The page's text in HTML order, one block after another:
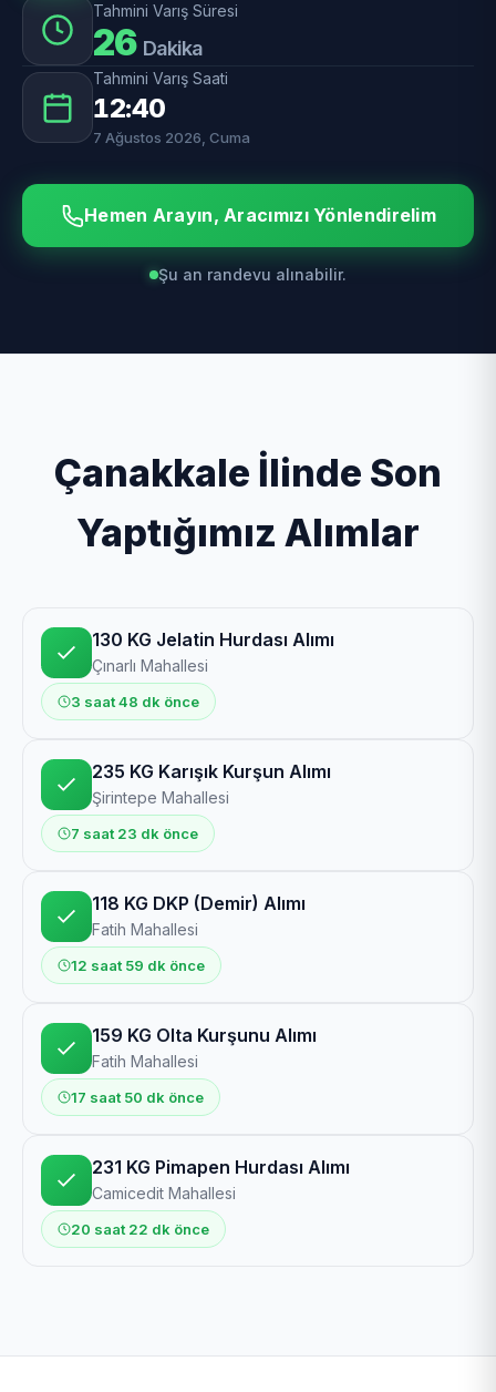
Tahmini Varış Süresi
26 Dakika
Tahmini Varış Saati
12:40
7 Ağustos 2026, Cuma
Hemen Arayın, Aracımızı Yönlendirelim
Şu an randevu alınabilir.
Çanakkale İlinde Son
Yaptığımız Alımlar
130 KG Jelatin Hurdası Alımı
Çınarlı Mahallesi
3 saat 48 dk önce
235 KG Karışık Kurşun Alımı
Şirintepe Mahallesi
7 saat 23 dk önce
118 KG DKP (Demir) Alımı
Fatih Mahallesi
12 saat 59 dk önce
159 KG Olta Kurşunu Alımı
Fatih Mahallesi
17 saat 50 dk önce
231 KG Pimapen Hurdası Alımı
Camicedit Mahallesi
20 saat 22 dk önce